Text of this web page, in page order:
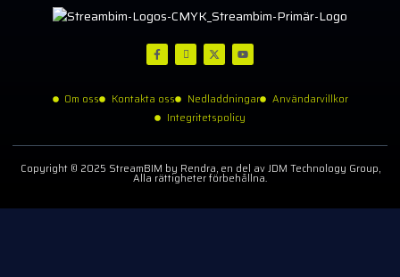
Om oss Kontakta oss Nedladdningar
Användarvillkor
Integritetspolicy
Copyright © 2025 StreamBIM by Rendra, en del av JDM Technology Group,
Alla rättigheter förbehållna.